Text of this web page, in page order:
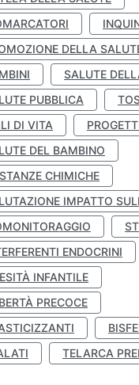
DELLA
SALUTE
PUBBLICA
DI VITA
DEL BAMBINO
CHIMICHE
IMPATTO
ENDOCRINI
INFANTILE
PRECOCE
TELARCA